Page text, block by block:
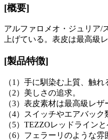
[概要]
アルファロメオ・ジュリア/
上げている。表皮は最高級
[製品特徴]
（1）手に馴染む上質、触れ
（2）美しさの追求。
（3）表皮素材は最高級レザ
（4）スイッチやエアバッ
（5）TEZZOレッドライン
（6）フェラーリのような雰